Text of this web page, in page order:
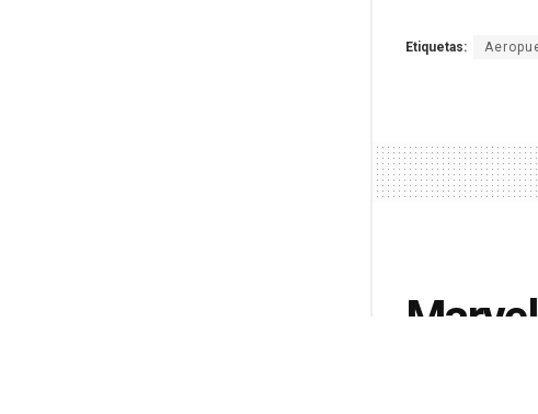
Etiquetas: